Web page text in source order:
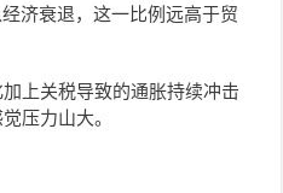
济衰退，这一比例远高于贸
上关税导致的通胀持续冲击
压力山大。